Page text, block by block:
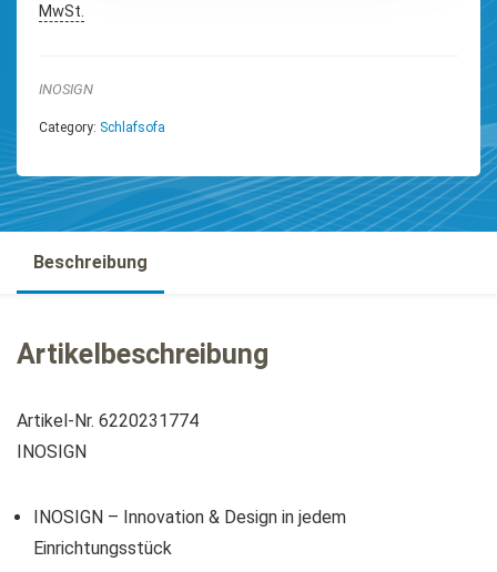
MwSt.
INOSIGN
Category: Schlafsofa
Beschreibung
Artikelbeschreibung
Artikel-Nr. 6220231774
INOSIGN
INOSIGN – Innovation & Design in jedem
Einrichtungsstück